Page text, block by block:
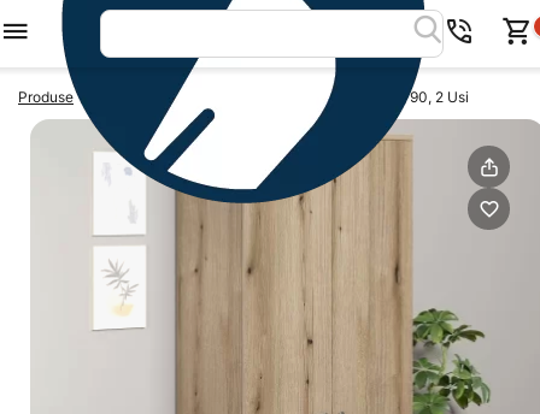
Produse Dulapuri dormitor Dulap haine PRIMAVERA 90, 2 Usi